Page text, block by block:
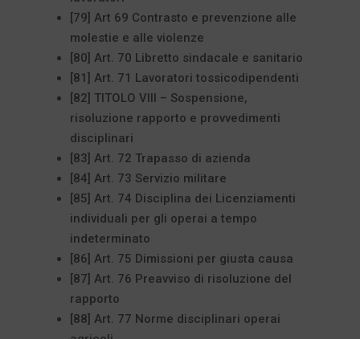
[79] Art 69 Contrasto e prevenzione alle
molestie e alle violenze
[80] Art. 70 Libretto sindacale e sanitario
[81] Art. 71 Lavoratori tossicodipendenti
[82] TITOLO VIII – Sospensione,
risoluzione rapporto e provvedimenti
disciplinari
[83] Art. 72 Trapasso di azienda
[84] Art. 73 Servizio militare
[85] Art. 74 Disciplina dei Licenziamenti
individuali per gli operai a tempo
indeterminato
[86] Art. 75 Dimissioni per giusta causa
[87] Art. 76 Preavviso di risoluzione del
rapporto
[88] Art. 77 Norme disciplinari operai